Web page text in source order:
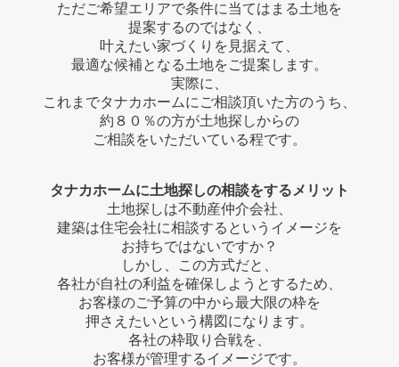
ただご希望エリアで条件に当てはまる土地を
提案するのではなく、
叶えたい家づくりを見据えて、
最適な候補となる土地をご提案します。
実際に、
これまでタナカホームにご相談頂いた方のうち、
約８０％の方が土地探しからの
ご相談をいただいている程です。
タナカホームに土地探しの相談をするメリット
土地探しは不動産仲介会社、
建築は住宅会社に相談するというイメージを
お持ちではないですか？
しかし、この方式だと、
各社が自社の利益を確保しようとするため、
お客様のご予算の中から最大限の枠を
押さえたいという構図になります。
各社の枠取り合戦を、
お客様が管理するイメージです。